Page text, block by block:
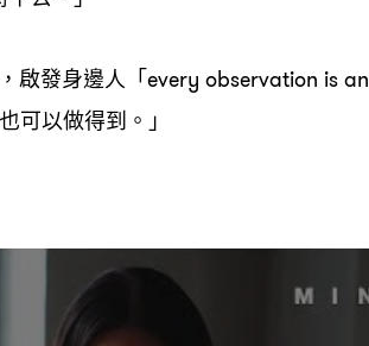
， 啟發身邊人「every observation is an
可以做得到。」